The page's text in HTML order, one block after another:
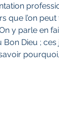
que l’on
y parle en
Bon Dieu ;